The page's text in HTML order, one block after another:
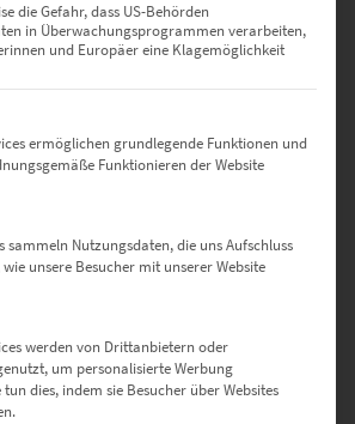
Hildrizhausen Vol IV
zzgl.Versand
Lieferzeit: ca. 10 Werktage
von Hildrizhausen bei Böblingen
die Gefahr, dass US-Behörden
in Überwachungsprogrammen verarbeiten,
und Europäer eine Klagemöglichkeit
Service-Gruppen, für die eine Einwilligung
ermöglichen grundlegende Funktionen und
Funktionieren der Website
sammeln Nutzungsdaten, die uns Aufschluss
unsere Besucher mit unserer Website
werden von Drittanbietern oder
um personalisierte Werbung
dies, indem sie Besucher über Websites